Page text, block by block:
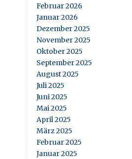
Februar 2026
Januar 2026
Dezember 2025
November 2025
Oktober 2025
September 2025
August 2025
Juli 2025
Juni 2025
Mai 2025
April 2025
März 2025
Februar 2025
Januar 2025